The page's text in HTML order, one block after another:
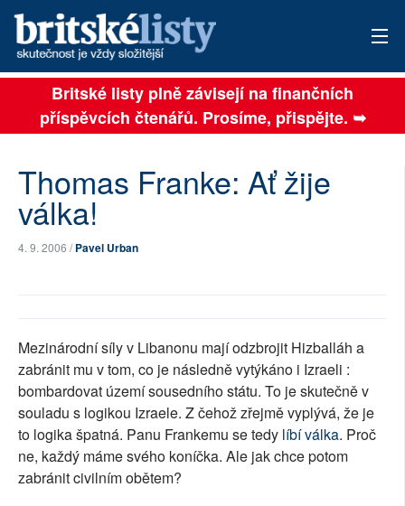
AKTUÁLNÍ VYDÁNÍ
ARCHIV
TÉMATA
AUTOŘI
PLNÁ VERZE STRÁNEK
Britské listy plně závisejí na finančních
příspěvcích čtenářů. Prosíme, přispějte. ➥
Thomas Franke: Ať žije
válka!
4. 9. 2006 /Pavel Urban
Mezinárodní síly v Libanonu mají odzbrojit Hizballáh a
zabránit mu v tom, co je následně vytýkáno i Izraeli :
bombardovat území sousedního státu. To je skutečně v
souladu s logikou Izraele. Z čehož zřejmě vyplývá, že je
to logika špatná. Panu Frankemu se tedy líbí válka. Proč
ne, každý máme svého koníčka. Ale jak chce potom
zabránit civilním obětem?